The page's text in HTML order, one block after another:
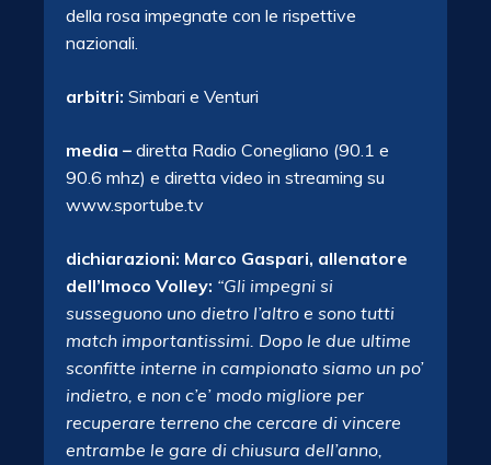
della rosa impegnate con le rispettive
nazionali.
arbitri: Simbari e Venturi
media – diretta Radio Conegliano (90.1 e
90.6 mhz) e diretta video in streaming su
www.sportube.tv
dichiarazioni: Marco Gaspari, allenatore
dell’Imoco Volley: “Gli impegni si
susseguono uno dietro l’altro e sono tutti
match importantissimi. Dopo le due ultime
sconfitte interne in campionato siamo un po’
indietro, e non c’e’ modo migliore per
recuperare terreno che cercare di vincere
entrambe le gare di chiusura dell’anno,